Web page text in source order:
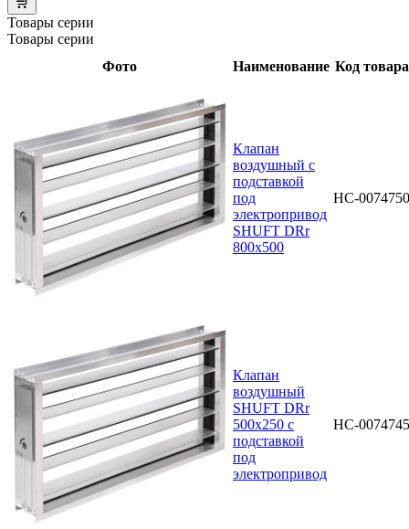
Товары серии
Товары серии
Фото
Наименование Код товара
Клапан
воздушный с
подставкой
под
электропривод
SHUFT DRr
800x500
НС-0074750
Клапан
воздушный
SHUFT DRr
500х250 с
подставкой
под
электропривод
НС-0074745